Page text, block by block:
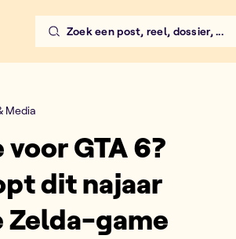
Zoek een post, reel, dossier, ...
Media
GTA 6?
dit najaar
Zelda-game